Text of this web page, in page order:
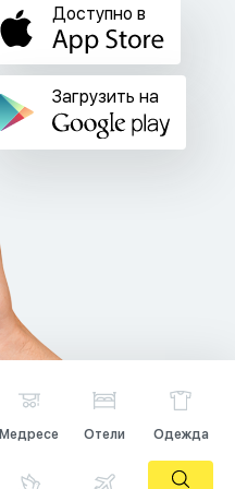
Доступно в
Загрузить на
Медресе Отели Одежда